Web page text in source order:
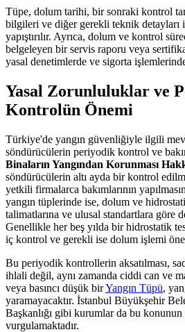
Tüpe, dolum tarihi, bir sonraki kontrol
bilgileri ve diğer gerekli teknik detayları
yapıştırılır. Ayrıca, dolum ve kontrol
belgeleyen bir servis raporu veya
yasal denetimlerde ve sigorta
Yasal Zorunluluklar ve
Kontrolün Önemi
Türkiye'de yangın güvenliğiyle ilgili
söndürücülerin periyodik kontrol ve
Binaların Yangından Korunması
söndürücülerin altı ayda bir kontrol
yetkili firmalarca bakımlarının
yangın tüplerinde ise, dolum ve
talimatlarına ve ulusal standartlara göre
Genellikle her beş yılda bir hidrostatik
iç kontrol ve gerekli ise dolum işlemi
Bu periyodik kontrollerin aksatılması,
ihlali değil, aynı zamanda ciddi can ve
veya basıncı düşük birYangın Tüpü,
yaramayacaktır. İstanbul Büyükşehir
Başkanlığı gibi kurumlar da bu
vurgulamaktadır.